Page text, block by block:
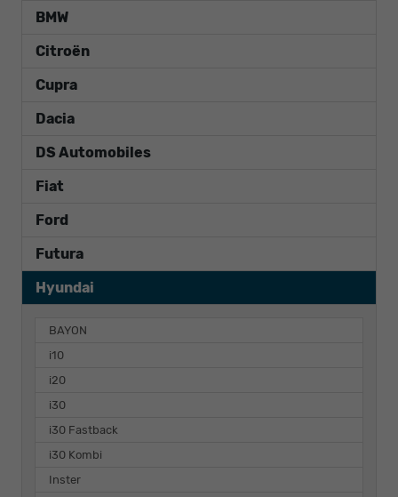
BMW
Citroën
Cupra
Dacia
DS Automobiles
Fiat
Ford
Futura
Hyundai
BAYON
i10
i20
i30
i30 Fastback
i30 Kombi
Inster